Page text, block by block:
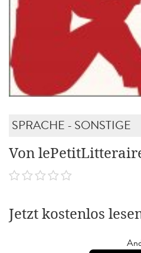
SPRACHE - SONSTIGE
Von
Jetzt kostenlos